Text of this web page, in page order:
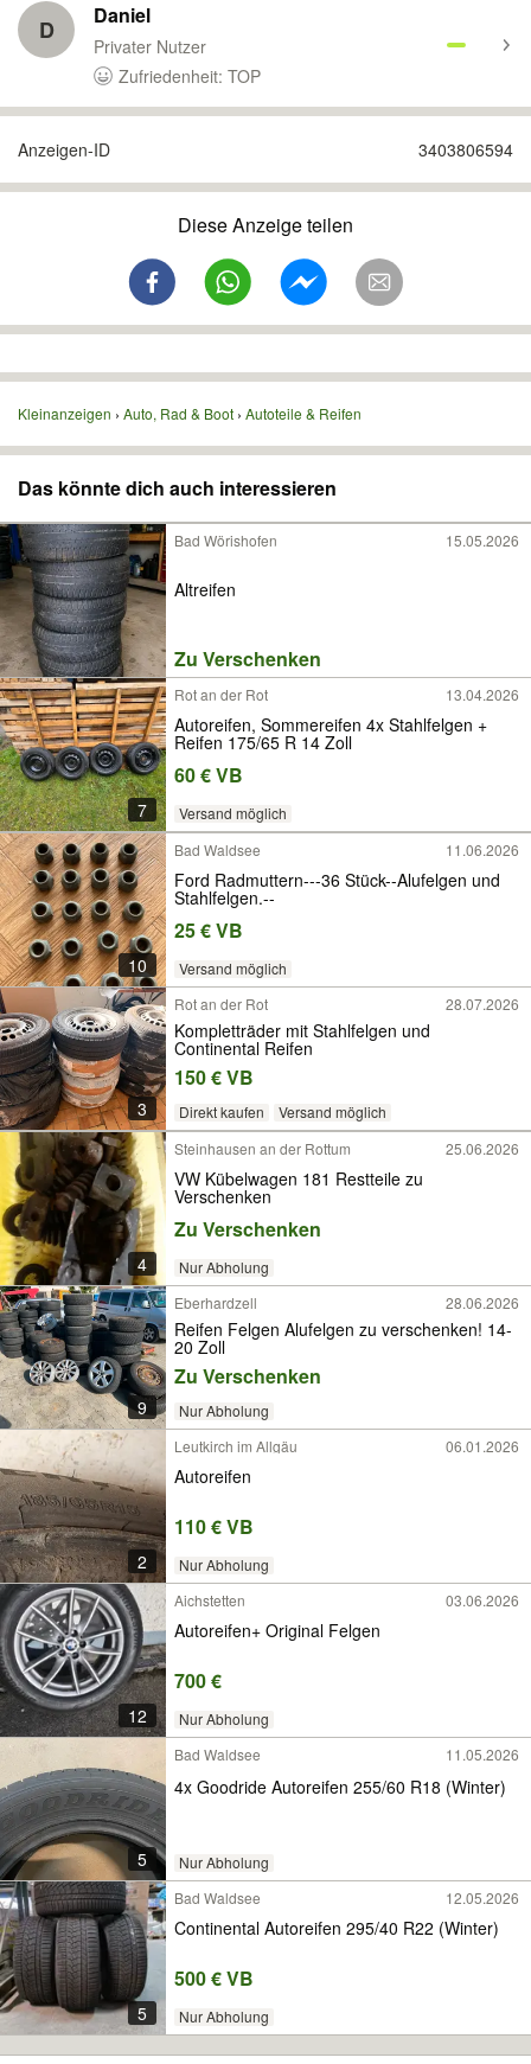
D Daniel
Privater Nutzer
Zufriedenheit: TOP
Anzeigen-ID 3403806594
Diese Anzeige teilen
Kleinanzeigen Auto, Rad & Boot Autoteile & Reifen
Das könnte dich auch interessieren
Bad Wörishofen 15.05.2026
Altreifen
Zu Verschenken
7
Rot an der Rot 13.04.2026
Autoreifen, Sommereifen 4x Stahlfelgen +
Reifen 175/65 R 14 Zoll
60 € VB
Versand möglich
10
Bad Waldsee 11.06.2026
Ford Radmuttern---36 Stück--Alufelgen und
Stahlfelgen.--
25 € VB
Versand möglich
3
Rot an der Rot 28.07.2026
Kompletträder mit Stahlfelgen und
Continental Reifen
150 € VB
Direkt kaufen Versand möglich
4
Steinhausen an der Rottum 25.06.2026
VW Kübelwagen 181 Restteile zu
Verschenken
Zu Verschenken
Nur Abholung
9
Eberhardzell 28.06.2026
Reifen Felgen Alufelgen zu verschenken! 14-
20 Zoll
Zu Verschenken
Nur Abholung
2
Leutkirch im Allgäu 06.01.2026
Autoreifen
110 € VB
Nur Abholung
12
Aichstetten 03.06.2026
Autoreifen+ Original Felgen
700 €
Nur Abholung
5
Bad Waldsee 11.05.2026
4x Goodride Autoreifen 255/60 R18 (Winter)
Nur Abholung
5
Bad Waldsee 12.05.2026
Continental Autoreifen 295/40 R22 (Winter)
500 € VB
Nur Abholung